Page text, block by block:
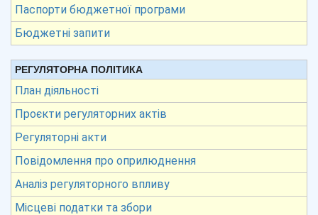
Паспорти бюджетної програми
Бюджетні запити
РЕГУЛЯТОРНА ПОЛІТИКА
План діяльності
Проєкти регуляторних актів
Регуляторні акти
Повідомлення про оприлюднення
Аналіз регуляторного впливу
Місцеві податки та збори